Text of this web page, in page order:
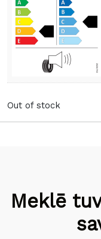
Out of stock
Meklē